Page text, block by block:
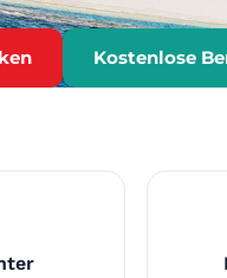
Kostenlose